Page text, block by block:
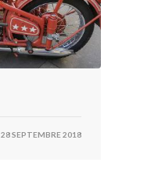
28 SEPTEMBRE 2018